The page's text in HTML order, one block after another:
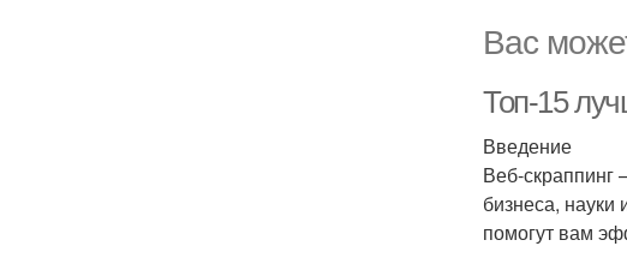
Вас
Топ-15
Введение
Веб-скраппинг
бизнеса,
помогут вам